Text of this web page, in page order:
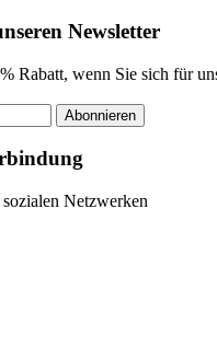
Newsletter
Rabatt, wenn Sie sich für
Abonnieren
Netzwerken